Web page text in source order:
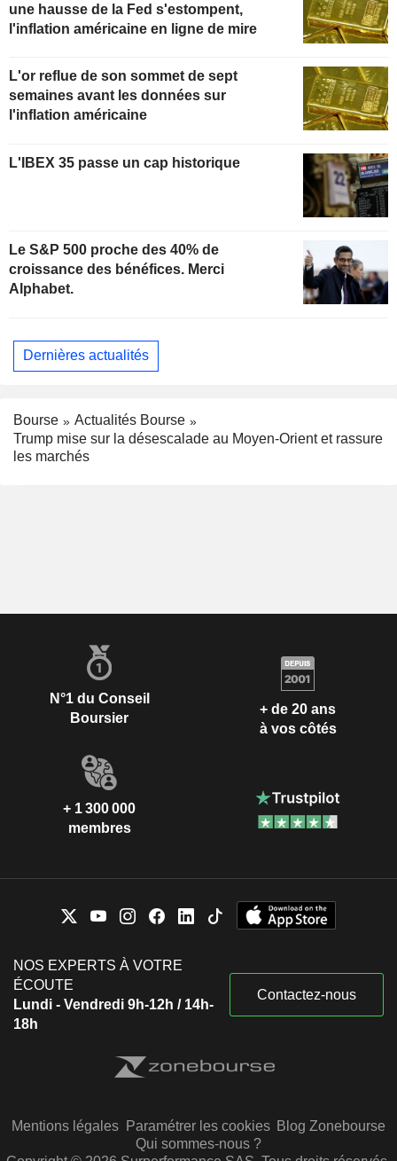
une hausse de la Fed s'estompent,
l'inflation américaine en ligne de mire
L'or reflue de son sommet de sept
semaines avant les données sur
l'inflation américaine
L'IBEX 35 passe un cap historique
Le S&P 500 proche des 40% de
croissance des bénéfices. Merci
Alphabet.
Dernières actualités
Bourse
Actualités Bourse
Trump mise sur la désescalade au Moyen-Orient et rassure
les marchés
N°1 du Conseil
Boursier
+ de 20 ans
à vos côtés
+ 1 300 000
membres
NOS EXPERTS À VOTRE
ÉCOUTE
Lundi - Vendredi 9h-12h / 14h-
18h
Contactez-nous
Mentions légales Paramétrer les cookies Blog Zonebourse
Qui sommes-nous ?